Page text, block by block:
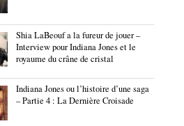
Shia LaBeouf a la fureur de jouer –
Interview pour Indiana Jones et le
royaume du crâne de cristal
Indiana Jones ou l’histoire d’une saga
– Partie 4 : La Dernière Croisade